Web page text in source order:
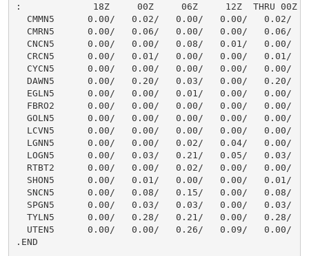
:             18Z     00Z     06Z     12Z  THRU 00Z
CMMN5      0.00/   0.02/   0.00/   0.00/   0.02/
CMRN5      0.00/   0.06/   0.00/   0.00/   0.06/
CNCN5      0.00/   0.00/   0.08/   0.01/   0.00/
CRCN5      0.00/   0.01/   0.00/   0.00/   0.01/
CYCN5      0.00/   0.00/   0.00/   0.00/   0.00/
DAWN5      0.00/   0.20/   0.03/   0.00/   0.20/
EGLN5      0.00/   0.00/   0.01/   0.00/   0.00/
FBRO2      0.00/   0.00/   0.00/   0.00/   0.00/
GOLN5      0.00/   0.00/   0.00/   0.00/   0.00/
LCVN5      0.00/   0.00/   0.00/   0.00/   0.00/
LGNN5      0.00/   0.00/   0.02/   0.04/   0.00/
LOGN5      0.00/   0.03/   0.21/   0.05/   0.03/
RTBT2      0.00/   0.00/   0.02/   0.00/   0.00/
SHON5      0.00/   0.01/   0.00/   0.00/   0.01/
SNCN5      0.00/   0.08/   0.15/   0.00/   0.08/
SPGN5      0.00/   0.03/   0.03/   0.00/   0.03/
TYLN5      0.00/   0.28/   0.21/   0.00/   0.28/
UTEN5      0.00/   0.00/   0.26/   0.09/   0.00/
.END